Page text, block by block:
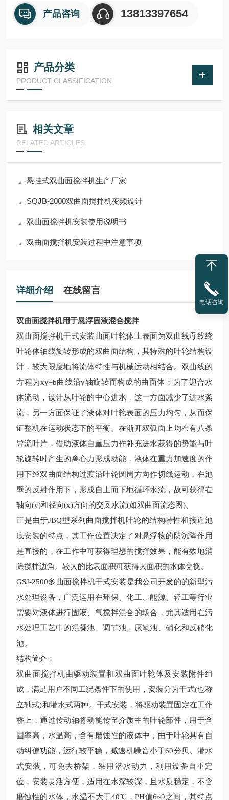
产品咨询 13813397654
产品分类
PRODUCT CLASSIFICATION
相关文章
RELATED ARTICLES
悬挂式双曲面搅拌机生产厂家
SQJB-2000双曲面搅拌机变频设计
双曲面搅拌机安装使用说明书
双曲面搅拌机安装过程中注意事项
详细介绍 在线留言
双曲面搅拌机用于悬浮固液混合搅拌
双曲面搅拌机干式安装曲面叶轮体上表面为双曲线母线绕
叶轮体轴线旋转形成的双曲面结构，其特殊的叶轮结构设
计，较大限度地将流体特性与机械运动相结合。双曲线的
方程为xy=b曲线沿y轴旋转而构成的曲面体；为了迎合水
体流动，设计从叶轮的中心进水，这一方面减少了进水紊
流，另一方面保证了液体对叶轮表面的压力均匀，从而保
证整机在运动状态下的平衡。在渐开双弧面上均布有八条
导流叶片，借助液体自重压力作补充进水获得的势能与叶
轮旋转时产生的离心力形成动能，液体在重力加速度的作
用下经双曲面结构过渡沿叶轮圆周方向作切线运动，在池
壁的反射作用下，形成自上而下地循环水流，故可获得在
轴向(y)和径向(x)方向的交叉水流(如双曲面流态图)。
正是由于JBQ型系列曲面搅拌机叶轮的结构特性和接近池
底安装的特点，其工作位置决定了对悬浮物的防沉降作用
是直接的，在工作中可获得理想的搅拌效果，能有效地消
除搅拌边角。较大的比表面积可获得大面积的水体交换。
GSJ-2500多曲面搅拌机干式安装是我公司开发的的新型污
水处理设备，广泛运用在环保、化工、能源、轻工等行业
需要对液体进行固液、气搅拌混合的场合，尤其适用在污
水处理工艺中的混凝池、调节池、厌氧池、硝化和反硝化
池。
结构简介：
双曲面搅拌机由驱动装置和双曲面叶轮体及安装附件组
成，满足用户不同工况条件下的使用，安装分为干式(也称
立轴式)和潜水式两种。干式安装，将驱动装置固定在工作
桥上，通过传动轴将动能传至介质中的叶轮部件，用于含
固率高，水温高，含有磨蚀性的液体中，由于叶轮具有自
动纠偏功能，运行较平稳，减速机噪音小于60分贝。潜水
式安装，可免去桥架，采用潜水动力，利用设备自重定
位，安装灵活方便，适用在水深较深，且水质稳定，不含
磨蚀性的水体，水温不大于40℃，PH值6~9之间，其特点
电话咨询